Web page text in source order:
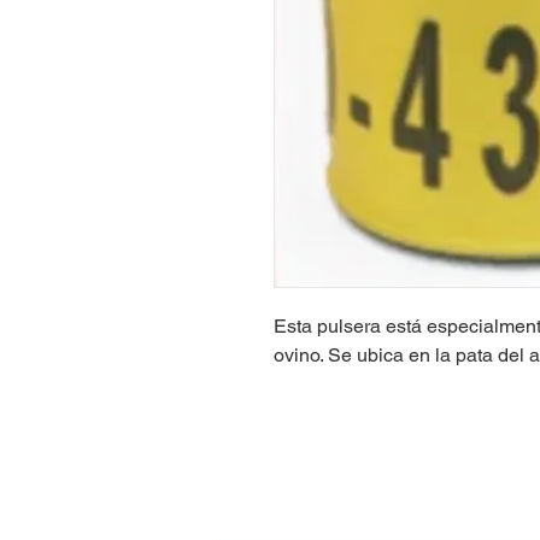
Esta pulsera está
ovino. Se ubica en la pata del